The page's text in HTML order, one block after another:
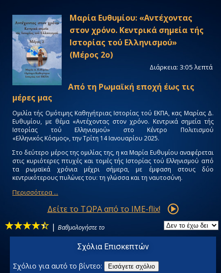
Μαρία Ευθυμίου: «Αντέχοντας
στον χρόνο. Κεντρικά σημεία τής
Ιστορίας τού Ελληνισμού»
(Μέρος 2ο)
Διάρκεια: 3:05 λεπτά
Από τη Ρωμαϊκή εποχή έως τις
μέρες μας
Ομιλία τής Ομότιμης Καθηγήτριας Ιστορίας τού ΕΚΠΑ, κας Μαρίας Δ.
Ευθυμίου, με θέμα «Αντέχοντας στον χρόνο. Κεντρικά σημεία τής
Ιστορίας τού Ελληνισμού» στο Κέντρο Πολιτισμού
«Ελληνικός Κόσμος», την Τρίτη 14 Ιανουαρίου 2025.
Στο δεύτερο μέρος της ομιλίας της, η κα Μαρία Ευθυμίου αναφέρεται
στις κυριότερες πτυχές και τομές τής Ιστορίας τού Ελληνισμού από
τα ρωμαϊκά χρόνια μέχρι σήμερα, με έμφαση στους δύο
κεντρικότερους πυλώνες του: τη γλώσσα και τη ναυτοσύνη.
Περισσότερα ...
Δείτε το ΤΩΡΑ από το IME-flix!
| Βαθμολογήστε το
Σχόλια Επισκεπτών
Σχόλιο για αυτό το βίντεο: Εισάγετε σχόλιο